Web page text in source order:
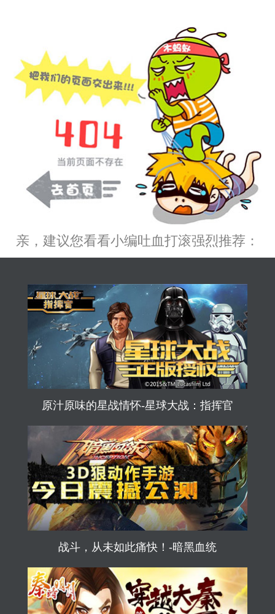
亲，建议您看看小编吐血打滚强烈推荐：
原汁原味的星战情怀-星球大战：指挥官
战斗，从未如此痛快！-暗黑血统